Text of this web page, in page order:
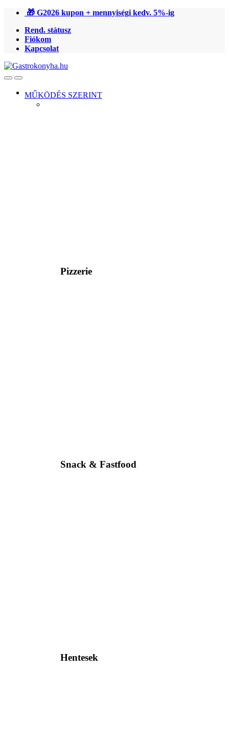
Ugrás
navigációhoz
Ugrás
tartalomra
🎁 G2026 kupon + mennyiségi kedv. 5%-ig
Rend. státusz
Fiókom
Kapcsolat
OpenClose
MŰKÖDÉS SZERINT
Pizzerie
Snack & Fastfood
Hentesek